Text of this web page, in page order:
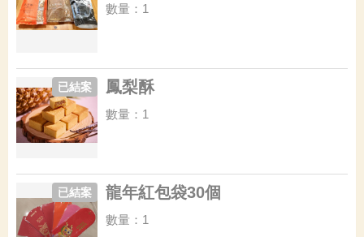
數量：1
鳳梨酥
已結案
數量：1
龍年紅包袋30個
已結案
數量：1